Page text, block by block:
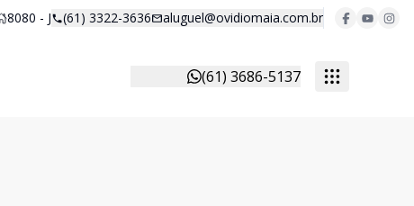
8080 - J (61) 3322-3636 aluguel@ovidiomaia.com.br
(61) 3686-5137